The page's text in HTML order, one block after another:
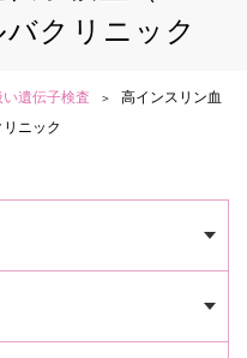
クリニック
遺伝子検査
高インスリン血
ニック